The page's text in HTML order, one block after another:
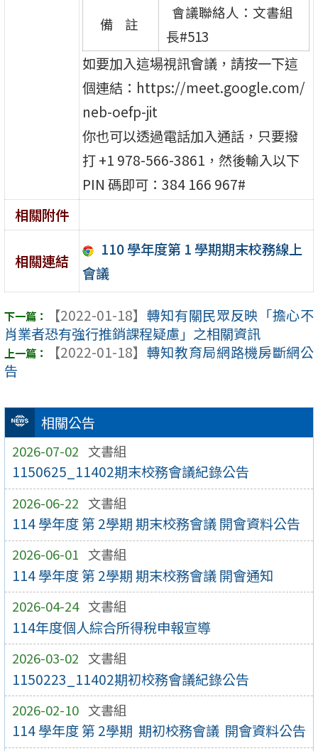
相關公告
2026-07-02 文書組
1150625_11402期末校務會議紀錄公告
2026-06-22 文書組
114 學年度 第 2學期 期末校務會議 開會資料公告
2026-06-01 文書組
114 學年度 第 2學期 期末校務會議 開會通知
2026-04-24 文書組
114年度個人綜合所得稅申報宣導
2026-03-02 文書組
1150223_11402期初校務會議紀錄公告
2026-02-10 文書組
114 學年度 第 2學期 期初校務會議 開會資料公告
備 註
會議聯絡人：文書組
長#513
如要加入這場視訊會議，請按一下這
個連結：https://meet.google.com/
neb-oefp-jit
你也可以透過電話加入通話，只要撥
打 +1 978-566-3861，然後輸入以下
PIN 碼即可：384 166 967#
相關附件
相關連結
110 學年度第 1 學期期末校務線上
會議
【2022-01-18】 轉知有關民眾反映「擔心不
肖業者恐有強行推銷課程疑慮」之相關資訊
【2022-01-18】 轉知教育局網路機房斷網公
告